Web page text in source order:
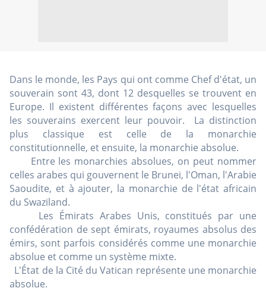
Dans le monde, les Pays qui ont comme Chef d'état, un
souverain sont 43, dont 12 desquelles se trouvent en
Europe. Il existent différentes façons avec lesquelles
les souverains exercent leur pouvoir. La distinction
plus classique est celle de la monarchie
constitutionnelle, et ensuite, la monarchie absolue.
Entre les monarchies absolues, on peut nommer
celles arabes qui gouvernent le Brunei, l'Oman, l'Arabie
Saoudite, et à ajouter, la monarchie de l'état africain
du Swaziland.
Les Émirats Arabes Unis, constitués par une
confédération de sept émirats, royaumes absolus des
émirs, sont parfois considérés comme une monarchie
absolue et comme un système mixte.
L'État de la Cité du Vatican représente une monarchie
absolue.